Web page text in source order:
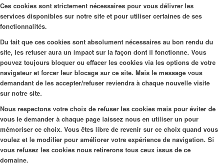
Ces cookies sont strictement nécessaires pour vous délivrer les
services disponibles sur notre site et pour utiliser certaines de ses
fonctionnalités.
Du fait que ces cookies sont absolument nécessaires au bon rendu du
site, les refuser aura un impact sur la façon dont il fonctionne. Vous
pouvez toujours bloquer ou effacer les cookies via les options de votre
navigateur et forcer leur blocage sur ce site. Mais le message vous
demandant de les accepter/refuser reviendra à chaque nouvelle visite
sur notre site.
Nous respectons votre choix de refuser les cookies mais pour éviter de
vous le demander à chaque page laissez nous en utiliser un pour
mémoriser ce choix. Vous êtes libre de revenir sur ce choix quand vous
voulez et le modifier pour améliorer votre expérience de navigation. Si
vous refusez les cookies nous retirerons tous ceux issus de ce
domaine.